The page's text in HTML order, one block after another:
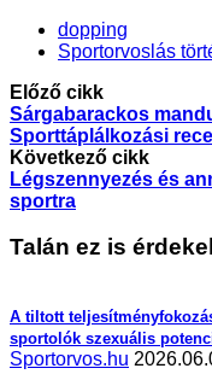
dopping
Sportorvoslás
Előző cikk
Sárgabarackos
Sporttáplálkozási
Következő cikk
Légszennyezés és
sportra
Talán ez is érdekel
A tiltott
sportolók szexuális
Sportorvos.hu